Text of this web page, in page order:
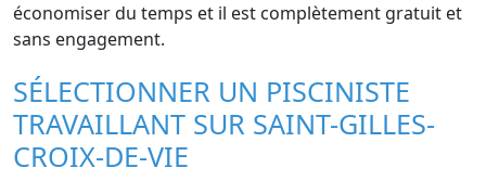
économiser du temps et il est complètement gratuit et
sans engagement.
SÉLECTIONNER UN PISCINISTE
TRAVAILLANT SUR SAINT-GILLES-
CROIX-DE-VIE